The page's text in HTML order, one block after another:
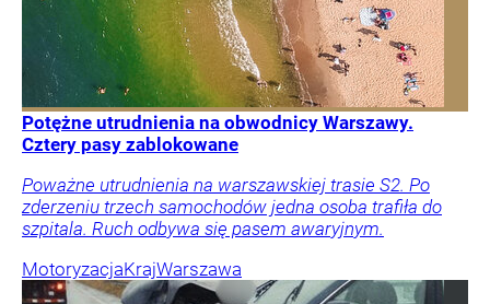
Potężne utrudnienia na obwodnicy Warszawy.
Cztery pasy zablokowane
Poważne utrudnienia na warszawskiej trasie S2. Po
zderzeniu trzech samochodów jedna osoba trafiła do
szpitala. Ruch odbywa się pasem awaryjnym.
MotoryzacjaKrajWarszawa